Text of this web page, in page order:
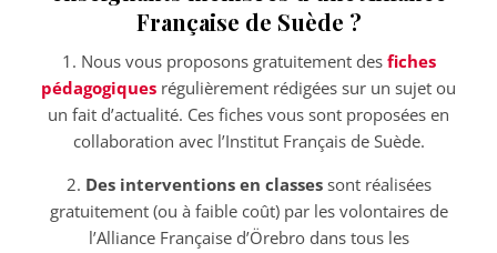
Française de Suède ?
1. Nous vous proposons gratuitement des fiches
pédagogiques régulièrement rédigées sur un sujet ou
un fait d’actualité. Ces fiches vous sont proposées en
collaboration avec l’Institut Français de Suède.
2. Des interventions en classessont réalisées
gratuitement (ou à faible coût) par les volontaires de
l’Alliance Française d’Örebro dans tous les